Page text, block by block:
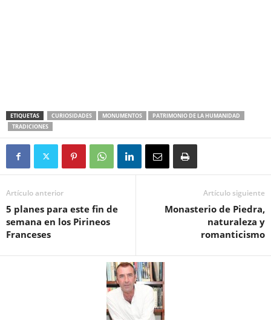
ETIQUETAS CURIOSIDADES MONUMENTOS
PATRIMONIO DE LA HUMANIDAD
TRADICIONES
Artículo anterior
5 planes para este fin de
semana en los Pirineos
Franceses
Artículo siguiente
Monasterio de Piedra,
naturaleza y
romanticismo